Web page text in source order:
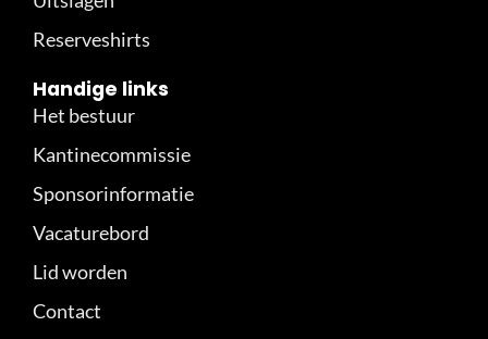
Reserveshirts
Handige links
Het bestuur
Kantinecommissie
Sponsorinformatie
Vacaturebord
Lid worden
Contact